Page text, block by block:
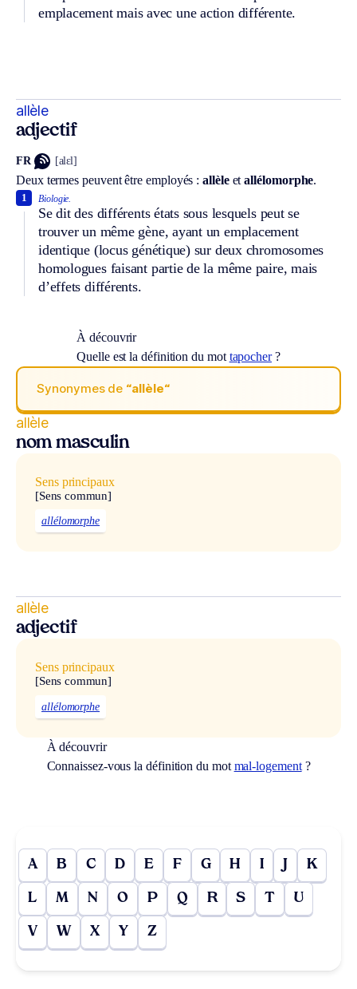
emplacement mais avec une action différente.
allèle
adjectif
FR [alɛl]
Deux termes peuvent être employés :allèleetallélomorphe.
Biologie.
Se dit des différents états sous lesquels peut se
trouver un même gène, ayant un emplacement
identique (locus génétique) sur deux chromosomes
homologues faisant partie de la même paire, mais
d’effets différents.
1
À découvrir
Quelle est la définition du mot tapocher?
Synonymes de “allèle“
allèle
nom masculin
Sens principaux
[Sens commun]
allélomorphe
allèle
adjectif
Sens principaux
[Sens commun]
allélomorphe
À découvrir
Connaissez-vous la définition du mot mal-logement?
A B C D E F G H I J K
L M N O P Q R S T U
V W X Y Z